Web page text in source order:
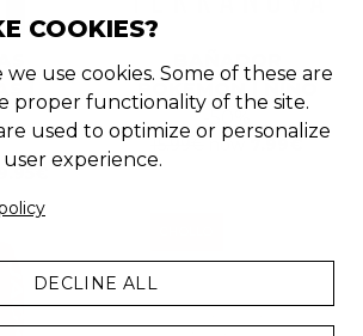
|
€
BAÑADOR
POKEMON | NIÑO
15.99 € now 7.99€
COOKIES?
use cookies. Some of these are
proper functionality of the site.
used to optimize or personalize
experience.
DECLINE ALL